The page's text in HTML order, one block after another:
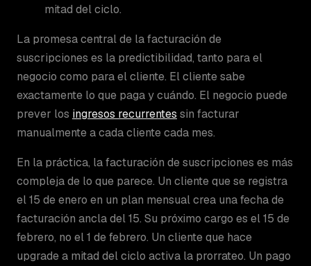
mitad del ciclo.
La promesa central de la facturación de
suscripciones es la predictibilidad, tanto para el
negocio como para el cliente. El cliente sabe
exactamente lo que paga y cuándo. El negocio puede
prever los ingresos recurrentes sin facturar
manualmente a cada cliente cada mes.
En la práctica, la facturación de suscripciones es más
compleja de lo que parece. Un cliente que se registra
el 15 de enero en un plan mensual crea una fecha de
facturación ancla del 15. Su próximo cargo es el 15 de
febrero, no el 1 de febrero. Un cliente que hace
upgrade a mitad del ciclo activa la prorrateo. Un pago